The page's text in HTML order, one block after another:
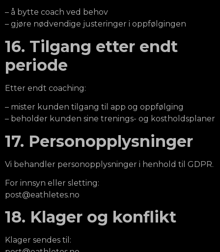
– å bytte coach ved behov
– gjøre nødvendige justeringer i oppfølgingen
16. Tilgang etter endt
periode
Etter endt coaching:
– mister kunden tilgang til app og oppfølging
– beholder kunden sine trenings- og kostholdsplaner
17. Personopplysninger
Vi behandler personopplysninger i henhold til GDPR.
For innsyn eller sletting:
post@eathletes.no
18. Klager og konflikt
Klager sendes til: